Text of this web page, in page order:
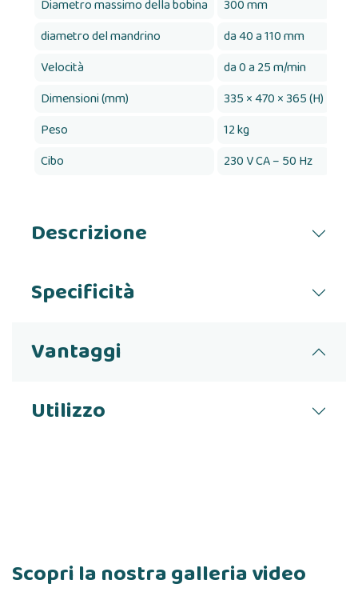
Diametro massimo della bobina
300 mm
diametro del mandrino
da 40 a 110 mm
Velocità
da 0 a 25 m/min
Dimensioni (mm)
335 × 470 × 365 (H)
Peso
12 kg
Cibo
230 V CA – 50 Hz
Descrizione
Specificità
Vantaggi
Utilizzo
Scopri la nostra galleria video